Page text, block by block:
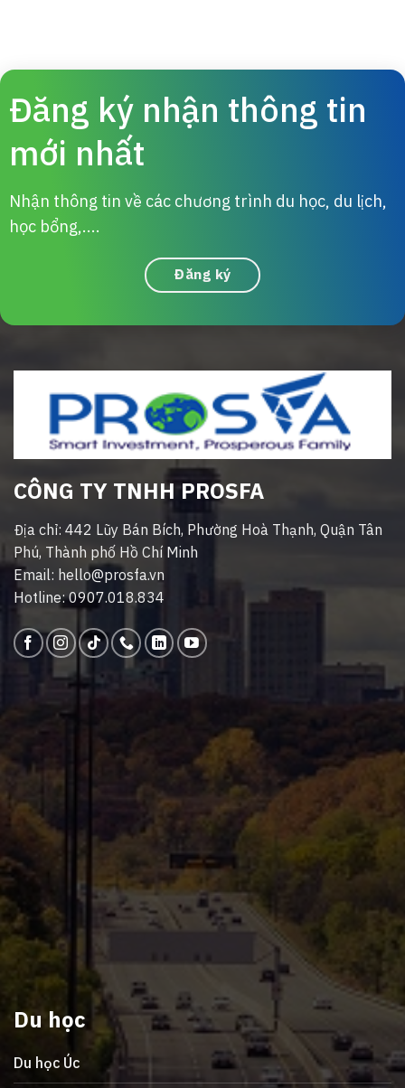
Đăng ký nhận thông tin
mới nhất
Nhận thông tin về các chương trình du học, du lịch,
học bổng,....
Đăng ký
CÔNG TY TNHH PROSFA
Địa chỉ: 442 Lũy Bán Bích, Phường Hoà Thạnh, Quận Tân
Phú, Thành phố Hồ Chí Minh
Email: hello@prosfa.vn
Hotline: 0907.018.834
Du học
Du học Úc